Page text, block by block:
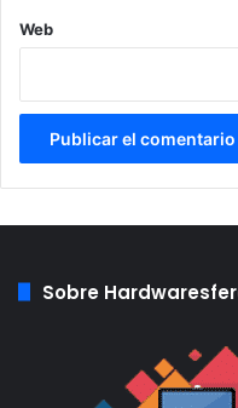
esquivar la
conectados a
https://t.co/
de junio de
Web
Sobre